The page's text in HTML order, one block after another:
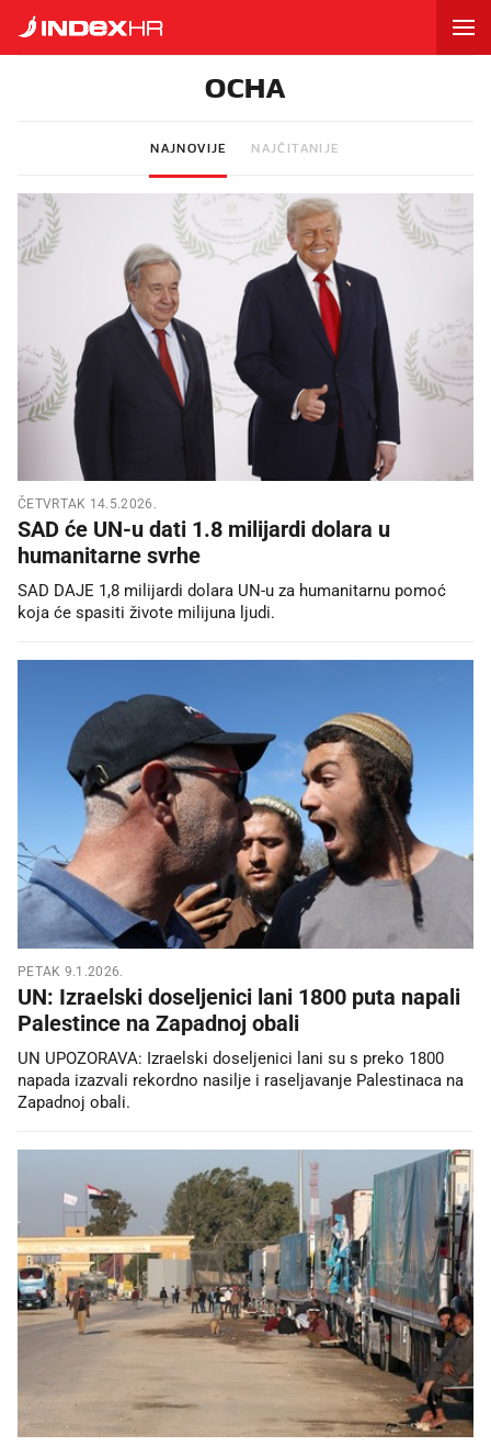
OCHA
NAJNOVIJE NAJČITANIJE
ČETVRTAK 14.5.2026.
SAD će UN-u dati 1.8 milijardi dolara u
humanitarne svrhe
SAD DAJE 1,8 milijardi dolara UN-u za humanitarnu pomoć
koja će spasiti živote milijuna ljudi.
PETAK 9.1.2026.
UN: Izraelski doseljenici lani 1800 puta napali
Palestince na Zapadnoj obali
UN UPOZORAVA: Izraelski doseljenici lani su s preko 1800
napada izazvali rekordno nasilje i raseljavanje Palestinaca na
Zapadnoj obali.